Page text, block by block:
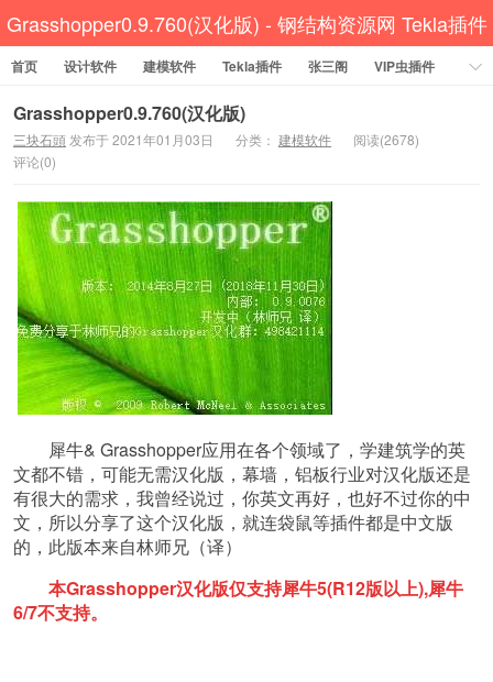
Grasshopper0.9.760(汉化版) - 钢结构资源网 Tekla插件
CAD工具 犀牛GH汉化 套料
首页 设计软件 建模软件 Tekla插件 张三阁
VIP虫插件
CAD插件
定尺提料 贱人工具箱
资讯教程
工程模型 关于网站
Grasshopper0.9.760(汉化版)
三块石頭 发布于 2021年01月03日 分类： 建模软件
阅读(2678)
评论(0)
犀牛& Grasshopper应用在各个领域了，学建筑学的英
文都不错，可能无需汉化版，幕墙，铝板行业对汉化版还是
有很大的需求，我曾经说过，你英文再好，也好不过你的中
文，所以分享了这个汉化版，就连袋鼠等插件都是中文版
的，此版本来自林师兄（译）
本Grasshopper汉化版仅支持犀牛5(R12版以上),犀牛
6/7不支持。